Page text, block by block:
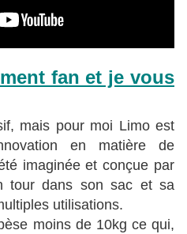
fan et je vous
mais pour moi Limo est
en matière de
imaginée et conçue par
tour dans son sac et sa
utilisations.
moins de 10kg ce qui,